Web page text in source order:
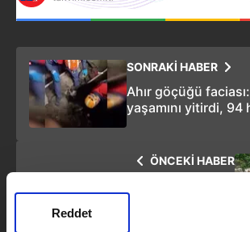
Reddet
SONRAKİ HABER
Ahır göçüğü
yaşamını yitirdi,
ÖNCEKİ HABER
evde 1 kişi hayatını kaybetti